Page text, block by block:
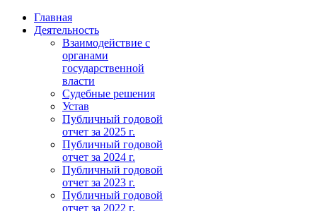
Главная
Деятельность
Взаимодействие с
органами
государственной
власти
Судебные решения
Устав
Публичный годовой
отчет за 2025 г.
Публичный годовой
отчет за 2024 г.
Публичный годовой
отчет за 2023 г.
Публичный годовой
отчет за 2022 г.